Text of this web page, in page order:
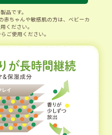
品です。
赤ちゃんや敏感肌の方は、ベビーカ
ください。
ご使用ください。
が長時間継続